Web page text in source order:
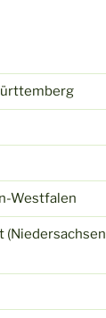
Westfalen